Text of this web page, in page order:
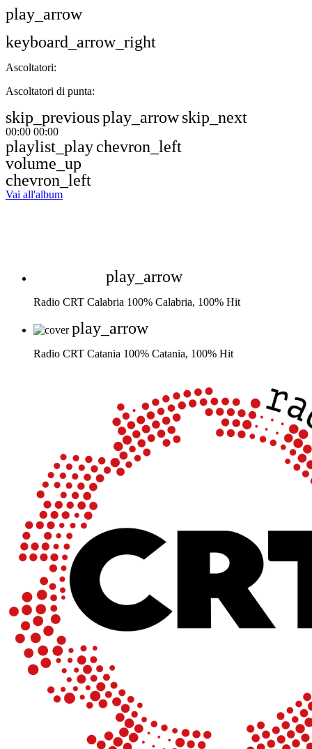
play_arrow
keyboard_arrow_right
Ascoltatori:
Ascoltatori di punta:
skip_previousplay_arrowskip_next
00:00 00:00
playlist_playchevron_left
volume_up
chevron_left
Vai all'album
play_arrow
Radio CRT Calabria 100% Calabria, 100% Hit
play_arrow
Radio CRT Catania 100% Catania, 100% Hit